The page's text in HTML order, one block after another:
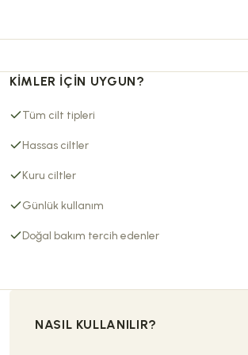
KIMLER İÇIN UYGUN?
Tüm cilt tipleri
Hassas ciltler
Kuru ciltler
Günlük kullanım
Doğal bakım tercih edenler
NASIL KULLANILIR?